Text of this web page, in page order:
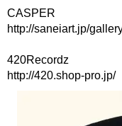
CASPER
http://saneiart.jp/
420Recordz
http://420.shop-pro.jp/